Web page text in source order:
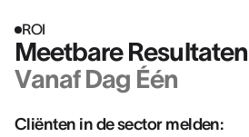
ROI
Meetbare Resultaten
Vanaf Dag Één
Cliënten in de sector melden: